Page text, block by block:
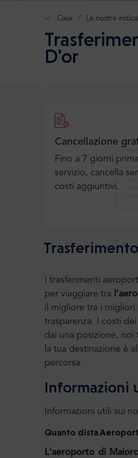
Casa Le nostre
D'or
Cancellazione
Fino a 7 giorni
servizio, cancella
costi aggiuntivi.
I trasferimenti
per viaggiare tra
il migliore tra i
trasparenza. I costi
dai una posizione,
la tua destinazione è
percorsa.
Informazioni
Informazioni utili sui
Quanto dista
L'aeroporto di